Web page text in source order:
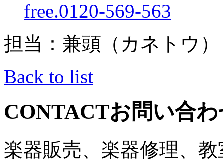
free.0120-569-563
担当：兼頭（カネトウ）
Back to list
CONTACTお問い合
楽器販売、楽器修理、